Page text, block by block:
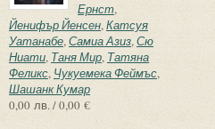
Ернст,
Йенифър Йенсен,Катсуя
Уатанабе,Самиа Азиз,Сю
Ниати, Таня Мир, Татяна
Феликс, Чукуемека Феймъс,
Шашанк Кумар
0,00 лв. / 0,00 €